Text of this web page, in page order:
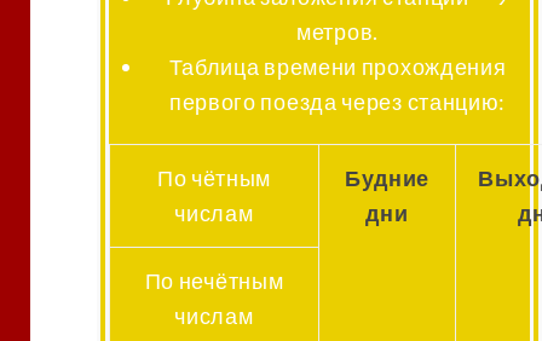
метров.
Таблица времени прохождения
первого поезда через станцию:
По чётным
числам
Будние
дни
По нечётным
числам